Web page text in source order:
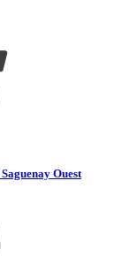
Ouest